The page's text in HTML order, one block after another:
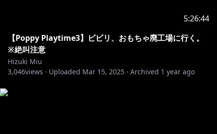
こちらのアーカイブは切り抜きを許可しています。
収益化もご自由にどうぞ！
▽▽▽▽▽▽▽▽▽▽▽▽▽▽▽▽
5:26:44
【Poppy Playtime3】ビビリ、おもちゃ廃工場に行く。
※絶叫注意
Hizuki Miu
3,046views · Uploaded Mar 15, 2025 · Archived 1 year ago